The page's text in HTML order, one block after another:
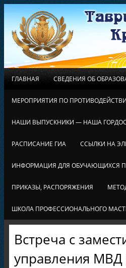
ГЛАВНАЯ СВЕДЕНИЯ ОБ
МЕРОПРИЯТИЯ ПО
НАШИ ВЫПУСКНИКИ — НАША
РАСПИСАНИЕ ГИА ССЫЛКИ НА
ИНФОРМАЦИЯ ДЛЯ ОБУЧАЮЩИХСЯ
ПРИКАЗЫ, РАСПОРЯЖЕНИЯ
ШКОЛА ПРОФЕССИОНАЛЬНОГО
Встреча с
управления